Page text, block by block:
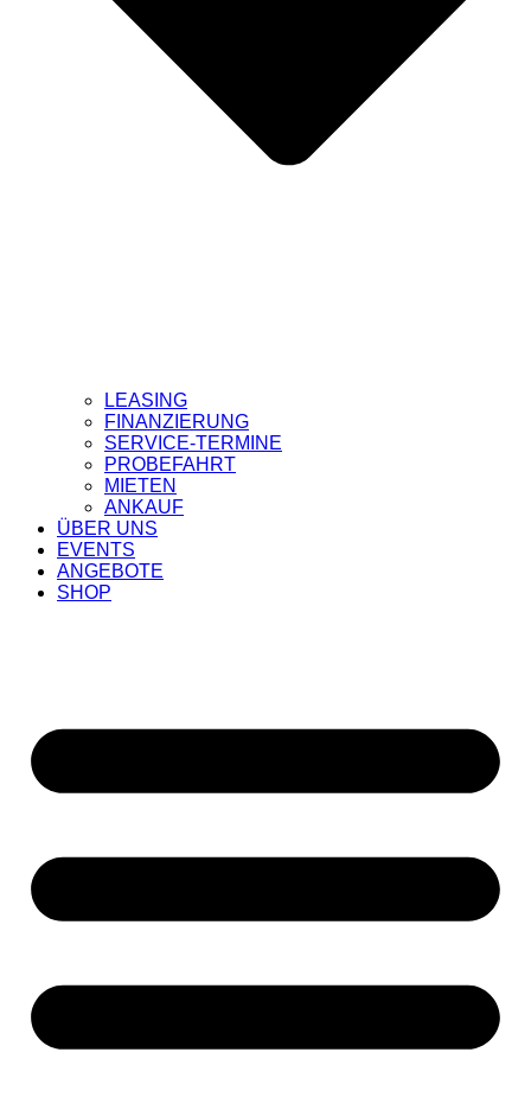
LEASING
FINANZIERUNG
SERVICE-TERMINE
PROBEFAHRT
MIETEN
ANKAUF
ÜBER UNS
EVENTS
ANGEBOTE
SHOP